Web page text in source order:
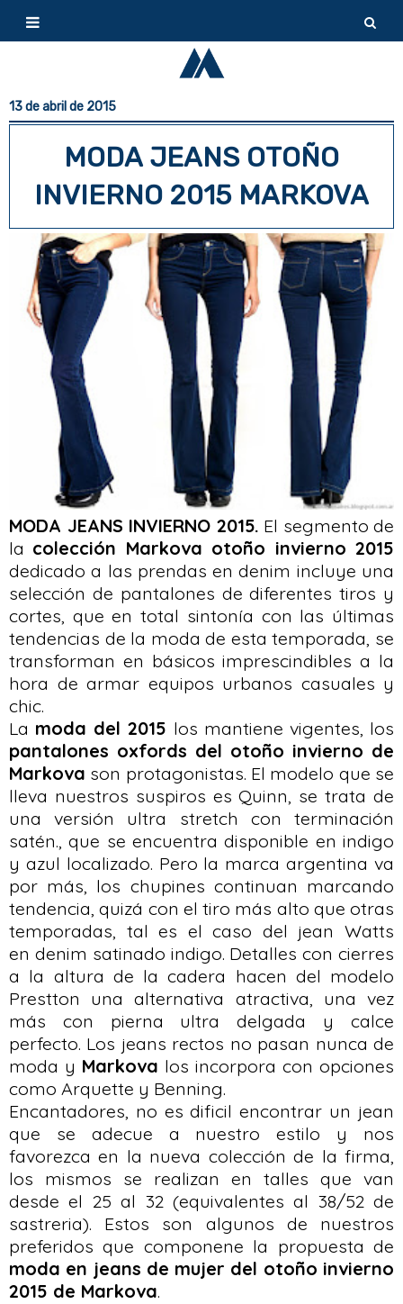
13 de abril de 2015
MODA JEANS OTOÑO
INVIERNO 2015 MARKOVA
MODA JEANS INVIERNO 2015. El segmento de
la colección Markova otoño invierno 2015
dedicado a las prendas en denim incluye una
selección de pantalones de diferentes tiros y
cortes, que en total sintonía con las últimas
tendencias de la moda de esta temporada, se
transforman en básicos imprescindibles a la
hora de armar equipos urbanos casuales y
chic.
La moda del 2015 los mantiene vigentes, los
pantalones oxfords del otoño invierno de
Markova son protagonistas. El modelo que se
lleva nuestros suspiros es Quinn, se trata de
una versión ultra stretch con terminación
satén., que se encuentra disponible en indigo
y azul localizado. Pero la marca argentina va
por más, los chupines continuan marcando
tendencia, quizá con el tiro más alto que otras
temporadas, tal es el caso del jean Watts
en denim satinado indigo. Detalles con cierres
a la altura de la cadera hacen del modelo
Prestton una alternativa atractiva, una vez
más con pierna ultra delgada y calce
perfecto. Los jeans rectos no pasan nunca de
moda y Markova los incorpora con opciones
como Arquette y Benning.
Encantadores, no es dificil encontrar un jean
que se adecue a nuestro estilo y nos
favorezca en la nueva colección de la firma,
los mismos se realizan en talles que van
desde el 25 al 32 (equivalentes al 38/52 de
sastreria). Estos son algunos de nuestros
preferidos que componene la propuesta de
moda en jeans de mujer del otoño invierno
2015 de Markova.